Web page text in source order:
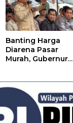
Banting Harga
Diarena Pasar
Murah, Gubernur